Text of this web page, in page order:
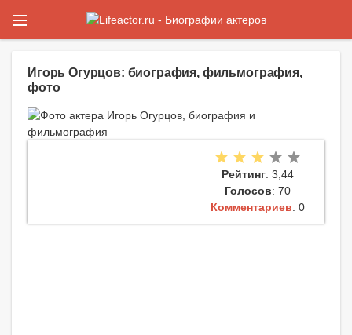
Игорь Огурцов: биография, фильмография,
фото
Рейтинг: 3,44
Голосов: 70
Комментариев: 0